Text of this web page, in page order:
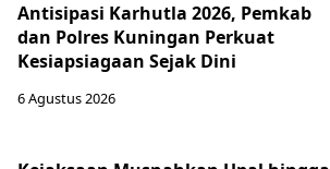
Antisipasi Karhutla 2026, Pemkab
dan Polres Kuningan Perkuat
Kesiapsiagaan Sejak Dini
6 Agustus 2026